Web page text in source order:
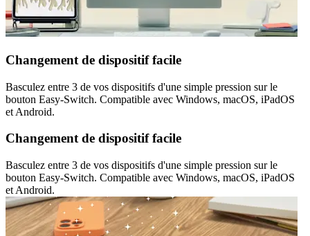
Changement de dispositif facile
Basculez entre 3 de vos dispositifs d'une simple pression sur le
bouton Easy-Switch. Compatible avec Windows, macOS, iPadOS
et Android.
Changement de dispositif facile
Basculez entre 3 de vos dispositifs d'une simple pression sur le
bouton Easy-Switch. Compatible avec Windows, macOS, iPadOS
et Android.